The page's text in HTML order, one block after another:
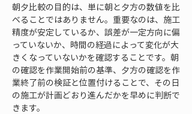
朝夕比較の目的は、単に朝と夕方の数値を比
べることではありません。重要なのは、施工
精度が安定しているか、誤差が一定方向に偏
っていないか、時間の経過によって変化が大
きくなっていないかを確認することです。朝
の確認を作業開始前の基準、夕方の確認を作
業終了前の検証と位置付けることで、その日
の施工が計画どおり進んだかを早めに判断で
きます。